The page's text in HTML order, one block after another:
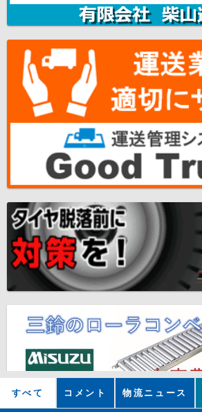
すべて コメント 物流ニュース